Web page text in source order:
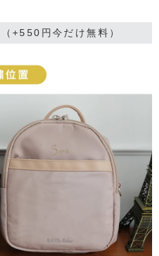
+550円今だけ無料）